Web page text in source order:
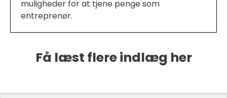
muligheder for at tjene penge som
entreprenør.
Få læst flere indlæg her